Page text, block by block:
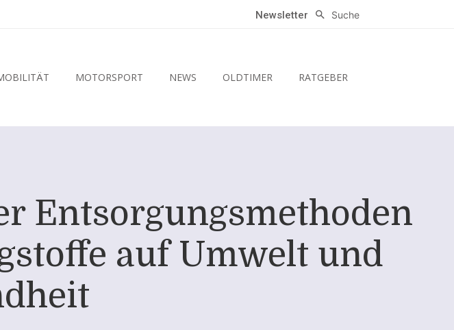
Newsletter Suche
MOTORSPORT NEWS OLDTIMER RATGEBER
Entsorgungsmethoden
auf Umwelt und